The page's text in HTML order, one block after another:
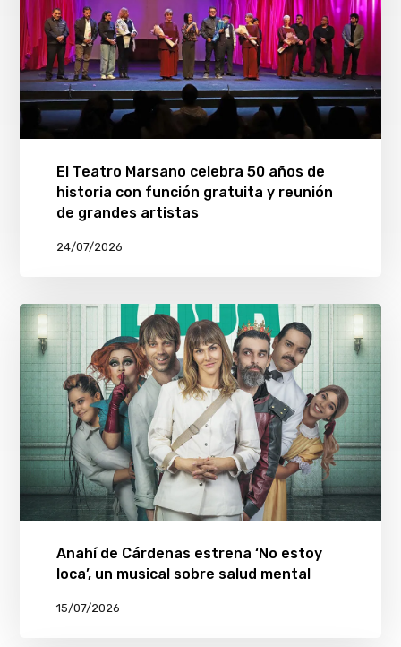
El Teatro Marsano celebra 50 años de
historia con función gratuita y reunión
de grandes artistas
24/07/2026
Anahí de Cárdenas estrena ‘No estoy
loca’, un musical sobre salud mental
15/07/2026